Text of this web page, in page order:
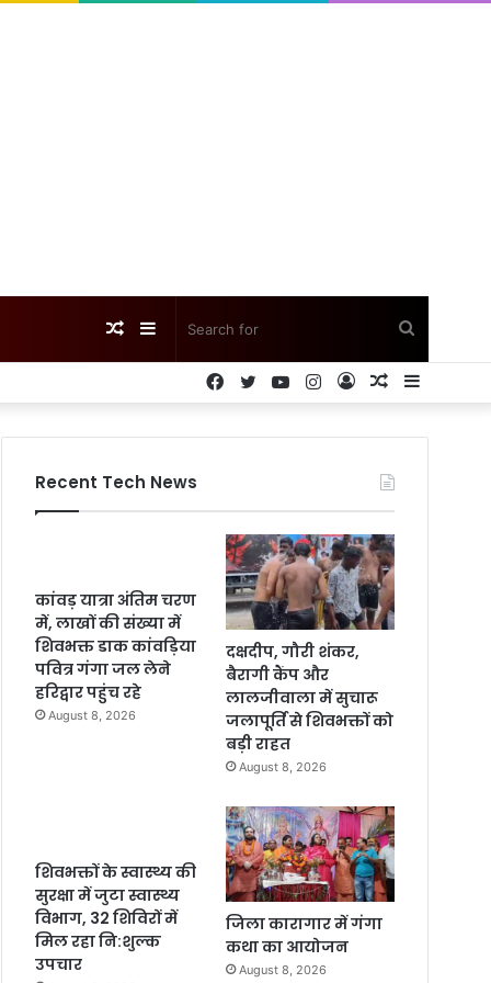
for
Sidebar
Random
Sidebar
Random
Log
Instagram
YouTube
Twitter
Facebook
Recent Tech News
कांवड़ यात्रा अंतिम चरण
में, लाखों की संख्या में
शिवभक्त डाक कांवड़िया
पवित्र गंगा जल लेने
हरिद्वार पहुंच रहे
August 8, 2026
दक्षदीप, गौरी शंकर,
बैरागी कैंप और
लालजीवाला में सुचारू
जलापूर्ति से शिवभक्तों को
बड़ी राहत
August 8, 2026
शिवभक्तों के स्वास्थ्य की
सुरक्षा में जुटा स्वास्थ्य
विभाग, 32 शिविरों में
मिल रहा नि:शुल्क
उपचार
जिला कारागार में गंगा
कथा का आयोजन
August 8, 2026